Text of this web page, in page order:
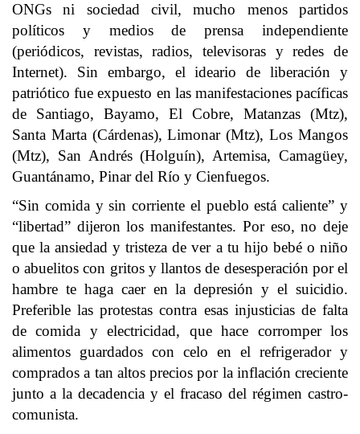
ONGs ni sociedad civil, mucho menos partidos
políticos y medios de prensa independiente
(periódicos, revistas, radios, televisoras y redes de
Internet). Sin embargo, el ideario de liberación y
patriótico fue expuesto en las manifestaciones pacíficas
de Santiago, Bayamo, El Cobre, Matanzas (Mtz),
Santa Marta (Cárdenas), Limonar (Mtz), Los Mangos
(Mtz), San Andrés (Holguín), Artemisa, Camagüey,
Guantánamo, Pinar del Río y Cienfuegos.
“Sin comida y sin corriente el pueblo está caliente” y
“libertad” dijeron los manifestantes. Por eso, no deje
que la ansiedad y tristeza de ver a tu hijo bebé o niño
o abuelitos con gritos y llantos de desesperación por el
hambre te haga caer en la depresión y el suicidio.
Preferible las protestas contra esas injusticias de falta
de comida y electricidad, que hace corromper los
alimentos guardados con celo en el refrigerador y
comprados a tan altos precios por la inflación creciente
junto a la decadencia y el fracaso del régimen castro-
comunista.